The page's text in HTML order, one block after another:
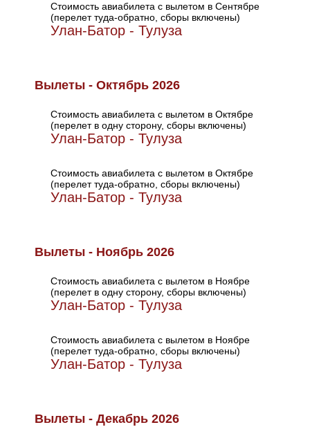
Стоимость авиабилета с вылетом в Сентябре
(перелет туда-обратно, сборы включены)
Улан-Батор - Тулуза
Вылеты - Октябрь 2026
Стоимость авиабилета с вылетом в Октябре
(перелет в одну сторону, сборы включены)
Улан-Батор - Тулуза
Стоимость авиабилета с вылетом в Октябре
(перелет туда-обратно, сборы включены)
Улан-Батор - Тулуза
Вылеты - Ноябрь 2026
Стоимость авиабилета с вылетом в Ноябре
(перелет в одну сторону, сборы включены)
Улан-Батор - Тулуза
Стоимость авиабилета с вылетом в Ноябре
(перелет туда-обратно, сборы включены)
Улан-Батор - Тулуза
Вылеты - Декабрь 2026